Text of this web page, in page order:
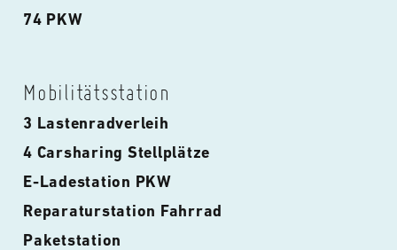
74 PKW
Mobilitätsstation
3 Lastenradverleih
4 Carsharing Stellplätze
E-Ladestation PKW
Reparaturstation Fahrrad
Paketstation